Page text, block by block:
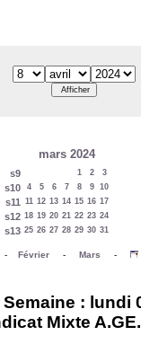
mars 2024
s9 1 2 3
s10 4 5 6 7 8 9 10
s11 11 12 13 14 15 16 17
s12 18 19 20 21 22 23 24
s13 25 26 27 28 29 30 31
Février - Mars -
Semaine : lundi
Mixte